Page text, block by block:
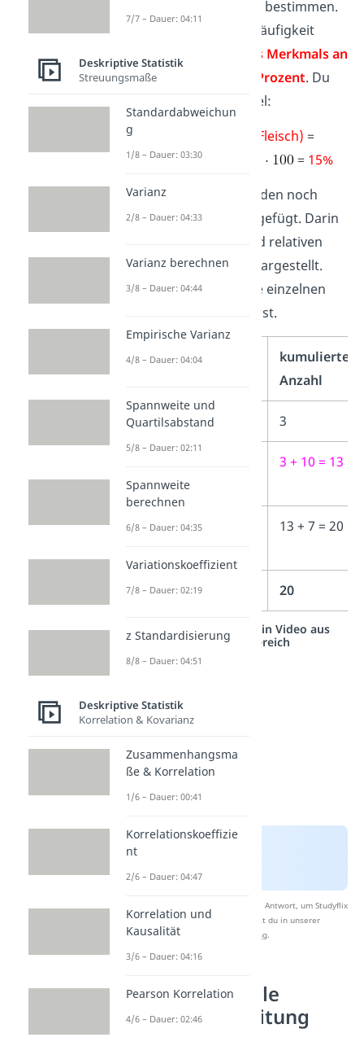
Auswahlmöglichkeiten zu bestimmen.
Die Spalte der relativen Häufigkeit
Anteil des Merkmals an
der gesamten Menge in Prozent. Du
rechnest also zum Beispiel:
relative Häufigkeit (Fleisch) =
= 15%
Übrigens:Manchmal werden noch
zwei weitere Spalten
eingefügt. Darin
werden die absoluten und relativen
Häufigkeitenkumuliert
dargestellt.
Das bedeutet, dass du die einzelnen
Häufigkeiten aufsummierst.
kumulierte
Anzahl
Fleisch 3 3
3 + 10 = 13
Vegetarisch 13 + 7 = 20
Gesamt 20
Studyflix vernetzt: Hier ein Video aus
einem anderen Bereich
Nach Beantwortung speichern wir deine Antwort, um Studyflix
zu verbessern. Mehr dazu erfährst du in unserer
Datenschutzerklärung.
Häufigkeitstabelle
erstellen — Anleitung
7/7 – Dauer: 04:11
Deskriptive Statistik
Streuungsmaße
Standardabweichun
g
1/8 – Dauer: 03:30
Varianz
2/8 – Dauer: 04:33
Varianz berechnen
3/8 – Dauer: 04:44
Empirische Varianz
4/8 – Dauer: 04:04
Spannweite und
Quartilsabstand
5/8 – Dauer: 02:11
Spannweite
berechnen
6/8 – Dauer: 04:35
Variationskoeffizient
7/8 – Dauer: 02:19
z Standardisierung
8/8 – Dauer: 04:51
Deskriptive Statistik
Korrelation & Kovarianz
Zusammenhangsma
ße & Korrelation
1/6 – Dauer: 00:41
Korrelationskoeffizie
nt
2/6 – Dauer: 04:47
Korrelation und
Kausalität
3/6 – Dauer: 04:16
Pearson Korrelation
4/6 – Dauer: 02:46